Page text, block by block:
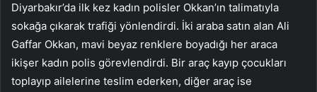
Diyarbakır’da ilk kez kadın polisler Okkan’ın talimatıyla
sokağa çıkarak trafiği yönlendirdi. İki araba satın alan Ali
Gaffar Okkan, mavi beyaz renklere boyadığı her araca
ikişer kadın polis görevlendirdi. Bir araç kayıp çocukları
toplayıp ailelerine teslim ederken, diğer araç ise